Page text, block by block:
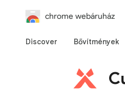
chrome webáruház
Discover Bővítmények